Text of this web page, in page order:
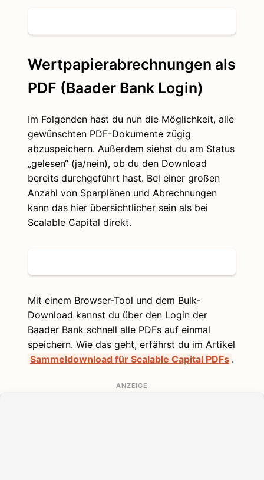
Wertpapierabrechnungen als
PDF (Baader Bank Login)
Im Folgenden hast du nun die Möglichkeit, alle
gewünschten PDF-Dokumente zügig
abzuspeichern. Außerdem siehst du am Status
„gelesen“ (ja/nein), ob du den Download
bereits durchgeführt hast. Bei einer großen
Anzahl von Sparplänen und Abrechnungen
kann das hier übersichtlicher sein als bei
Scalable Capital direkt.
Mit einem Browser-Tool und dem Bulk-
Download kannst du über den Login der
Baader Bank schnell alle PDFs auf einmal
speichern. Wie das geht, erfährst du im Artikel
Sammeldownload für Scalable Capital PDFs .
ANZEIGE